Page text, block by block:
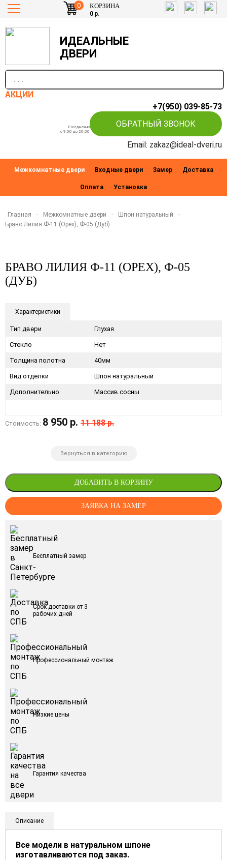
0 КОРЗИНА
0р.
ИДЕАЛЬНЫЕ
ДВЕРИ
АКЦИИ
+7(950) 039-85-73
Ежедневно
c 9:00 до 20:00
ОБРАТНЫЙ ЗВОНОК
Email: zakaz@ideal-dveri.ru
Межкомнатные двери Входные двери Замер Доставка
Оплата Установка
Главная - Межкомнатные двери - Шпон натуральный
-
Браво Лилия Ф-11 (Орех), Ф-05 (Дуб)
БРАВО ЛИЛИЯ Ф-11 (ОРЕХ), Ф-05
(ДУБ)
Характеристики
Тип двери Глухая
Стекло Нет
Толщина полотна 40мм
Вид отделки Шпон натуральный
Дополнительно Массив сосны
Стоимость: 8 950 р. 11 188 р.
Вернуться в категорию
ДОБАВИТЬ В КОРЗИНУ
ЗАЯВКА НА ЗАМЕР
Бесплатный замер
Срок доставки от 3
рабочих дней
Профессиональный монтаж
Низкие цены
Гарантия качества
Описание
Все модели в натуральном шпоне
изготавливаются под заказ.